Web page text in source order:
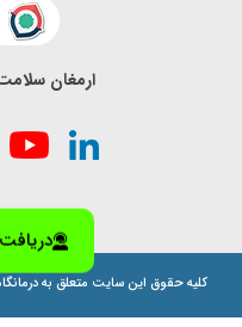
ارمغان
کلیه حقوق این سایت متعلق به